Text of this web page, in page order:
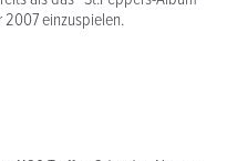
2007 einzuspielen.